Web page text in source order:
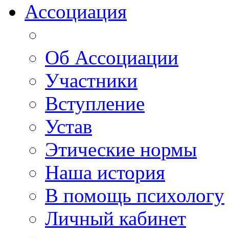
Ассоциация
Об Ассоциации
Участники
Вступление
Устав
Этические нормы
Наша история
В помощь психологу
Личный кабинет